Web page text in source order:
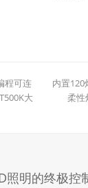
程可连
大
next
post:
内置120
柔性
照明的终极控